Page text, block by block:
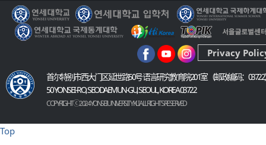
首尔特别市西大门区延世路50号 语言研究教育院201室（邮政编码：
50 YONSEI-RO, SEODAEMUN-GU, SEOUL, KOREA 03722
COPYRIGHT ⓒ 2024 YONSEI UNIVERSITY KLI. ALL RIGHTS RESERVED
Privacy
Top